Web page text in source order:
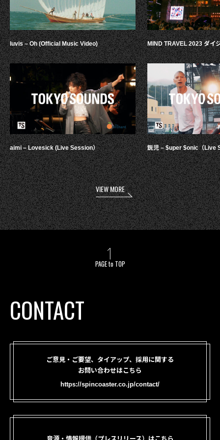
luvis – Oh (Official Music Video)
aimi – Lovesick (Live Session）
MIND TRAVEL 2023 ダイ
鋭児 – $uper $onic（Live
VIEW MORE
PAGE to TOP
CONTACT
ご意見・ご要望、タイアップ、採用に関する
お問い合わせはこちら
https://spincoaster.co.jp/contact/